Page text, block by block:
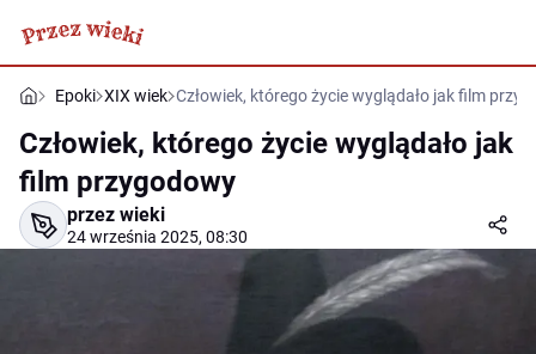
Epoki XIX wiek Człowiek, którego życie wyglądało jak film
Człowiek, którego życie wyglądało jak
film przygodowy
przez wieki
24 września 2025, 08:30